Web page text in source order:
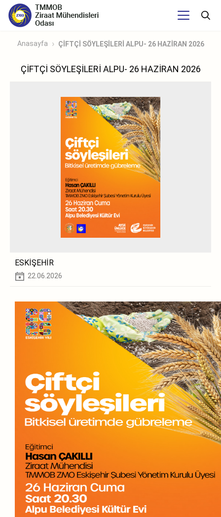
Anasayfa ÇİFTÇİ SÖYLEŞİLERİ ALPU- 26 HAZİRAN 2026
ÇİFTÇİ SÖYLEŞİLERİ ALPU- 26 HAZİRAN 2026
ESKİŞEHİR
22.06.2026